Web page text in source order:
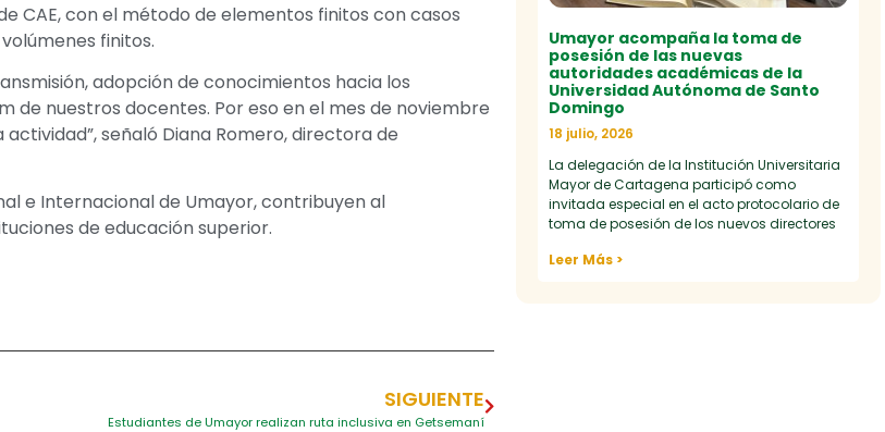
CAE, con el método de elementos finitos con casos
finitos.
adopción de conocimientos hacia los
nuestros docentes. Por eso en el mes de noviembre
señaló Diana Romero, directora de
e Internacional de Umayor, contribuyen al
de educación superior.
SIGUIENTE
Estudiantes de Umayor realizan ruta inclusiva en Getsemaní
Umayor acompaña la toma de
posesión de las nuevas
autoridades académicas de la
Universidad Autónoma de Santo
Domingo
18 julio, 2026
La delegación de la Institución Universitaria
Mayor de Cartagena participó como
invitada especial en el acto protocolario de
toma de posesión de los nuevos directores
Leer Más >